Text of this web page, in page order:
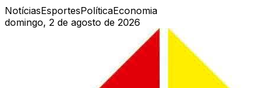
NotíciasEsportesPolíticaEconomia
domingo, 2 de agosto de 2026